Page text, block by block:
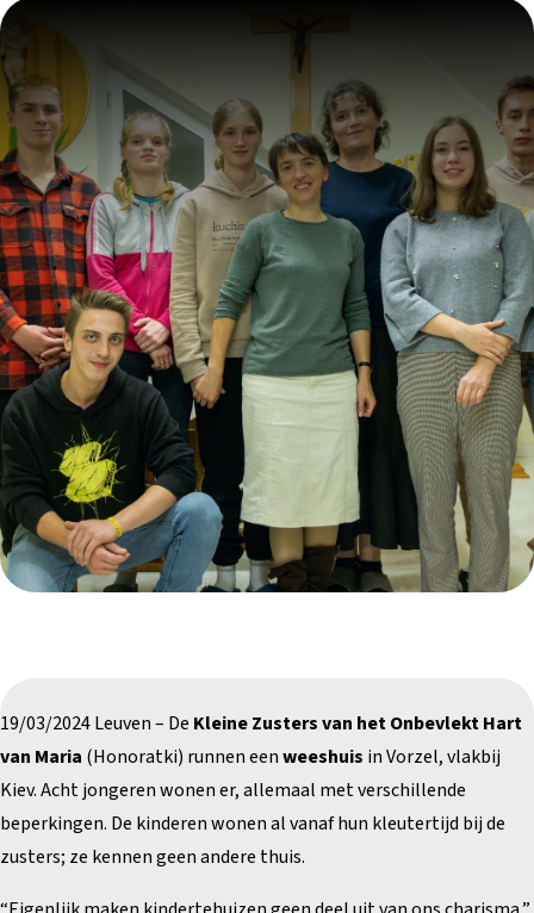
19/03/2024 Leuven – De Kleine Zusters van het Onbevlekt Hart
van Maria (Honoratki) runnen eenweeshuis in Vorzel, vlakbij
Kiev. Acht jongeren wonen er, allemaal met verschillende
beperkingen. De kinderen wonen al vanaf hun kleutertijd bij de
zusters; ze kennen geen andere thuis.